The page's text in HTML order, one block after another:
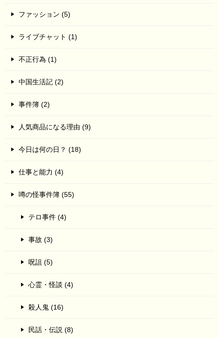
ファッション (5)
ライブチャット (1)
不正行為 (1)
中国生活記 (2)
事件簿 (2)
人気商品になる理由 (9)
今日は何の日？ (18)
仕事と能力 (4)
噂の怪事件簿 (55)
テロ事件 (4)
事故 (3)
呪詛 (5)
心霊・怪談 (4)
殺人鬼 (16)
民話・伝説 (8)